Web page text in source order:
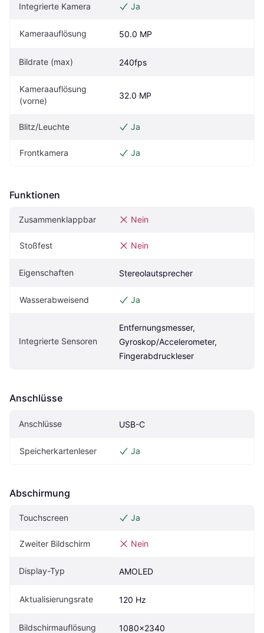
Integrierte Kamera Ja
Kameraauflösung 50.0 MP
Bildrate (max) 240fps
Kameraauflösung
(vorne)
32.0 MP
Blitz/Leuchte Ja
Frontkamera Ja
Funktionen
Zusammenklappbar Nein
Stoßfest Nein
Eigenschaften Stereolautsprecher
Wasserabweisend Ja
Integrierte Sensoren
Entfernungsmesser,
Gyroskop/Accelerometer,
Fingerabdruckleser
Anschlüsse
Anschlüsse USB-C
Speicherkartenleser Ja
Abschirmung
Touchscreen Ja
Zweiter Bildschirm Nein
Display-Typ AMOLED
Aktualisierungsrate 120 Hz
Bildschirmauflösung 1080x2340